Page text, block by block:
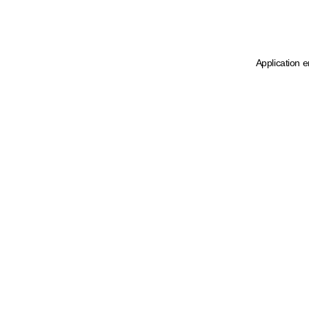
Application